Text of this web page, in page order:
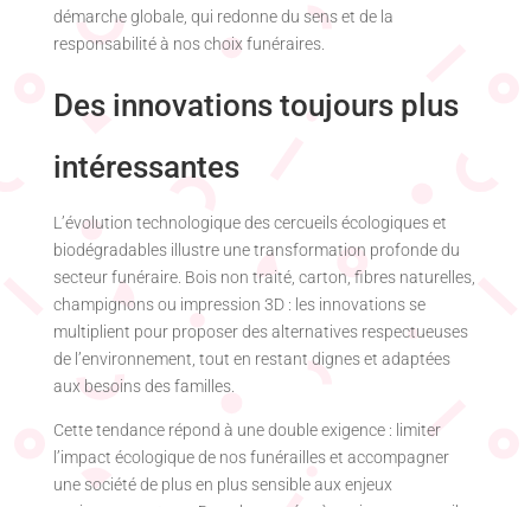
démarche globale, qui redonne du sens et de la
responsabilité à nos choix funéraires.
Des innovations toujours plus
intéressantes
L’évolution technologique des cercueils écologiques et
biodégradables illustre une transformation profonde du
secteur funéraire. Bois non traité, carton, fibres naturelles,
champignons ou impression 3D : les innovations se
multiplient pour proposer des alternatives respectueuses
de l’environnement, tout en restant dignes et adaptées
aux besoins des familles.
Cette tendance répond à une double exigence : limiter
l’impact écologique de nos funérailles et accompagner
une société de plus en plus sensible aux enjeux